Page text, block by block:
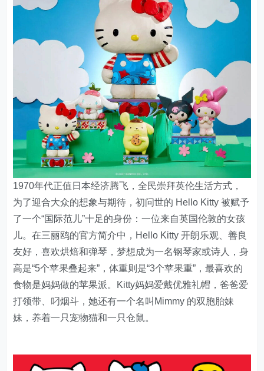
1970年代正值日本经济腾飞，全民崇拜英伦生活方式，
为了迎合大众的想象与期待，初问世的 Hello Kitty 被赋予
了一个“国际范儿”十足的身份：一位来自英国伦敦的女孩
儿。在三丽鸥的官方简介中，Hello Kitty 开朗乐观、善良
友好，喜欢烘焙和弹琴，梦想成为一名钢琴家或诗人，身
高是“5个苹果叠起来”，体重则是“3个苹果重”，最喜欢的
食物是妈妈做的苹果派。Kitty妈妈爱戴优雅礼帽，爸爸爱
打领带、叼烟斗，她还有一个名叫Mimmy 的双胞胎妹
妹，养着一只宠物猫和一只仓鼠。